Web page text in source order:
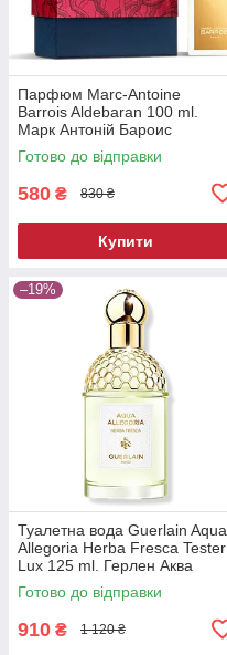
Парфюм Marc-Antoine
Barrois Aldebaran 100 ml.
Марк Антоній Бароис
Альдебаран 100 мл.
Готово до відправки
580 ₴ 830 ₴
Купити
–19%
Туалетна вода Guerlain Aqua
Allegoria Herba Fresca Tester
Lux 125 ml. Герлен Аква
Алегорія Фреска 125 мл.
Готово до відправки
910 ₴ 1 120 ₴